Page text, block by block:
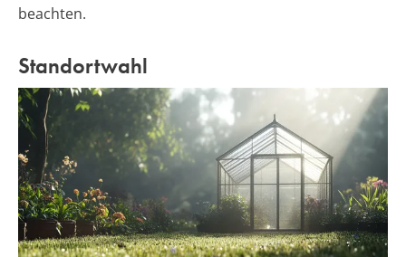
beachten.
Standortwahl